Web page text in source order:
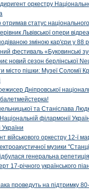
оркестру
статус національного
Львівської опери
зміною кар'єри у 88
фестиваль «Буковинські
новий сезон берлінської
місто пішки: Музеї Соломії
Дніпровської
та Станіслава
філармонії
військового оркестру 12-ї
музики
генеральна
17-річного українського
проведуть на підтримку